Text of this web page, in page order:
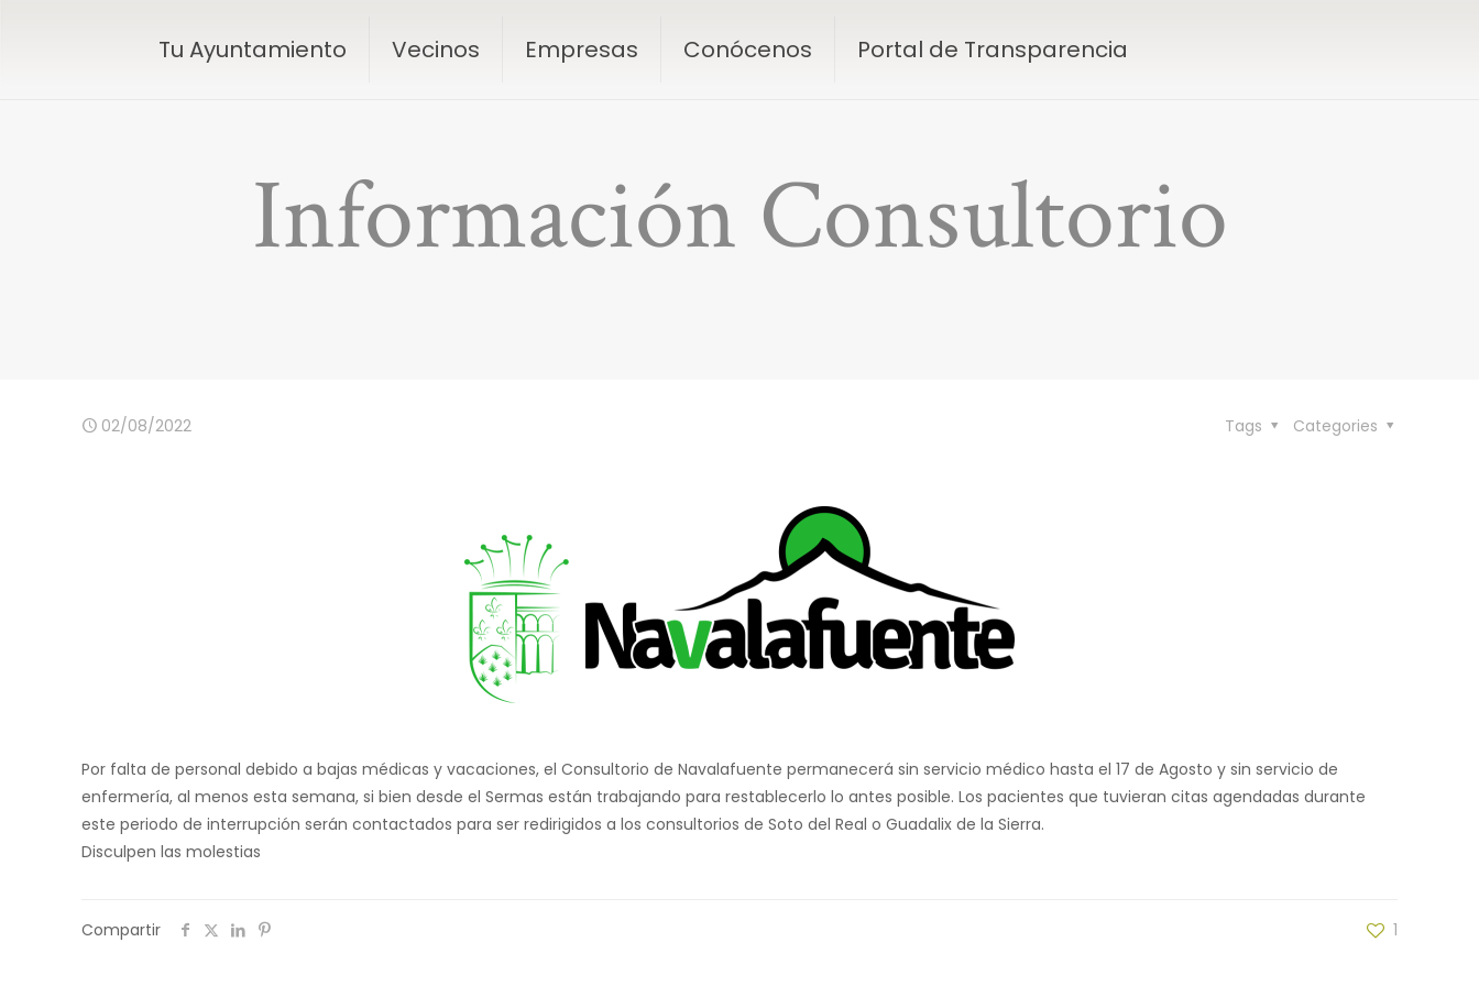
Tu Ayuntamiento Vecinos Empresas Conócenos Portal de Transparencia
Información Consultorio
02/08/2022 Categories
Tags
Por falta de personal debido a bajas médicas y vacaciones, el Consultorio de Navalafuente permanecerá sin servicio médico hasta el 17 de Agosto y sin servicio de
enfermería, al menos esta semana, si bien desde el Sermas están trabajando para restablecerlo lo antes posible. Los pacientes que tuvieran citas agendadas durante
este periodo de interrupción serán contactados para ser redirigidos a los consultorios de Soto del Real o Guadalix de la Sierra.
Disculpen las molestias
Compartir 1